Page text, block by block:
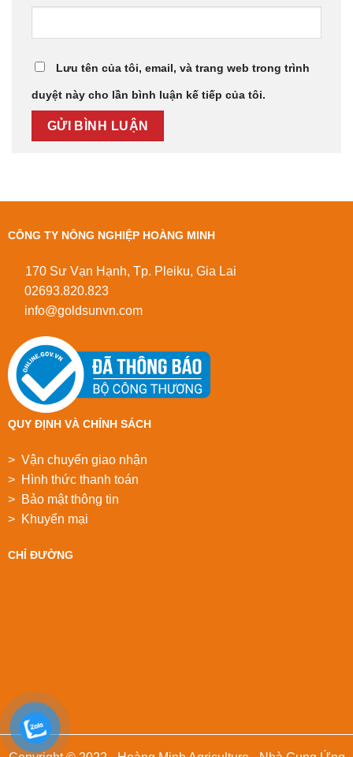
Lưu tên của tôi, email, và trang web trong trình
duyệt này cho lần bình luận kế tiếp của tôi.
CÔNG TY NÔNG NGHIỆP HOÀNG MINH
170 Sư Vạn Hạnh, Tp. Pleiku, Gia Lai
02693.820.823
info@goldsunvn.com
QUY ĐỊNH VÀ CHÍNH SÁCH
> Vận chuyển giao nhận
> Hình thức thanh toán
> Bảo mật thông tin
> Khuyển mại
CHỈ ĐƯỜNG